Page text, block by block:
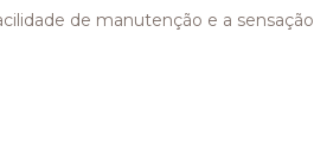
de manutenção e a